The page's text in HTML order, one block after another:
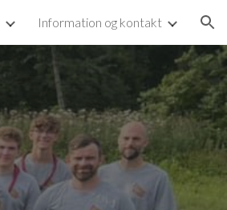
Information og kontakt